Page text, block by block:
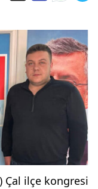
Çal ilçe kongresi